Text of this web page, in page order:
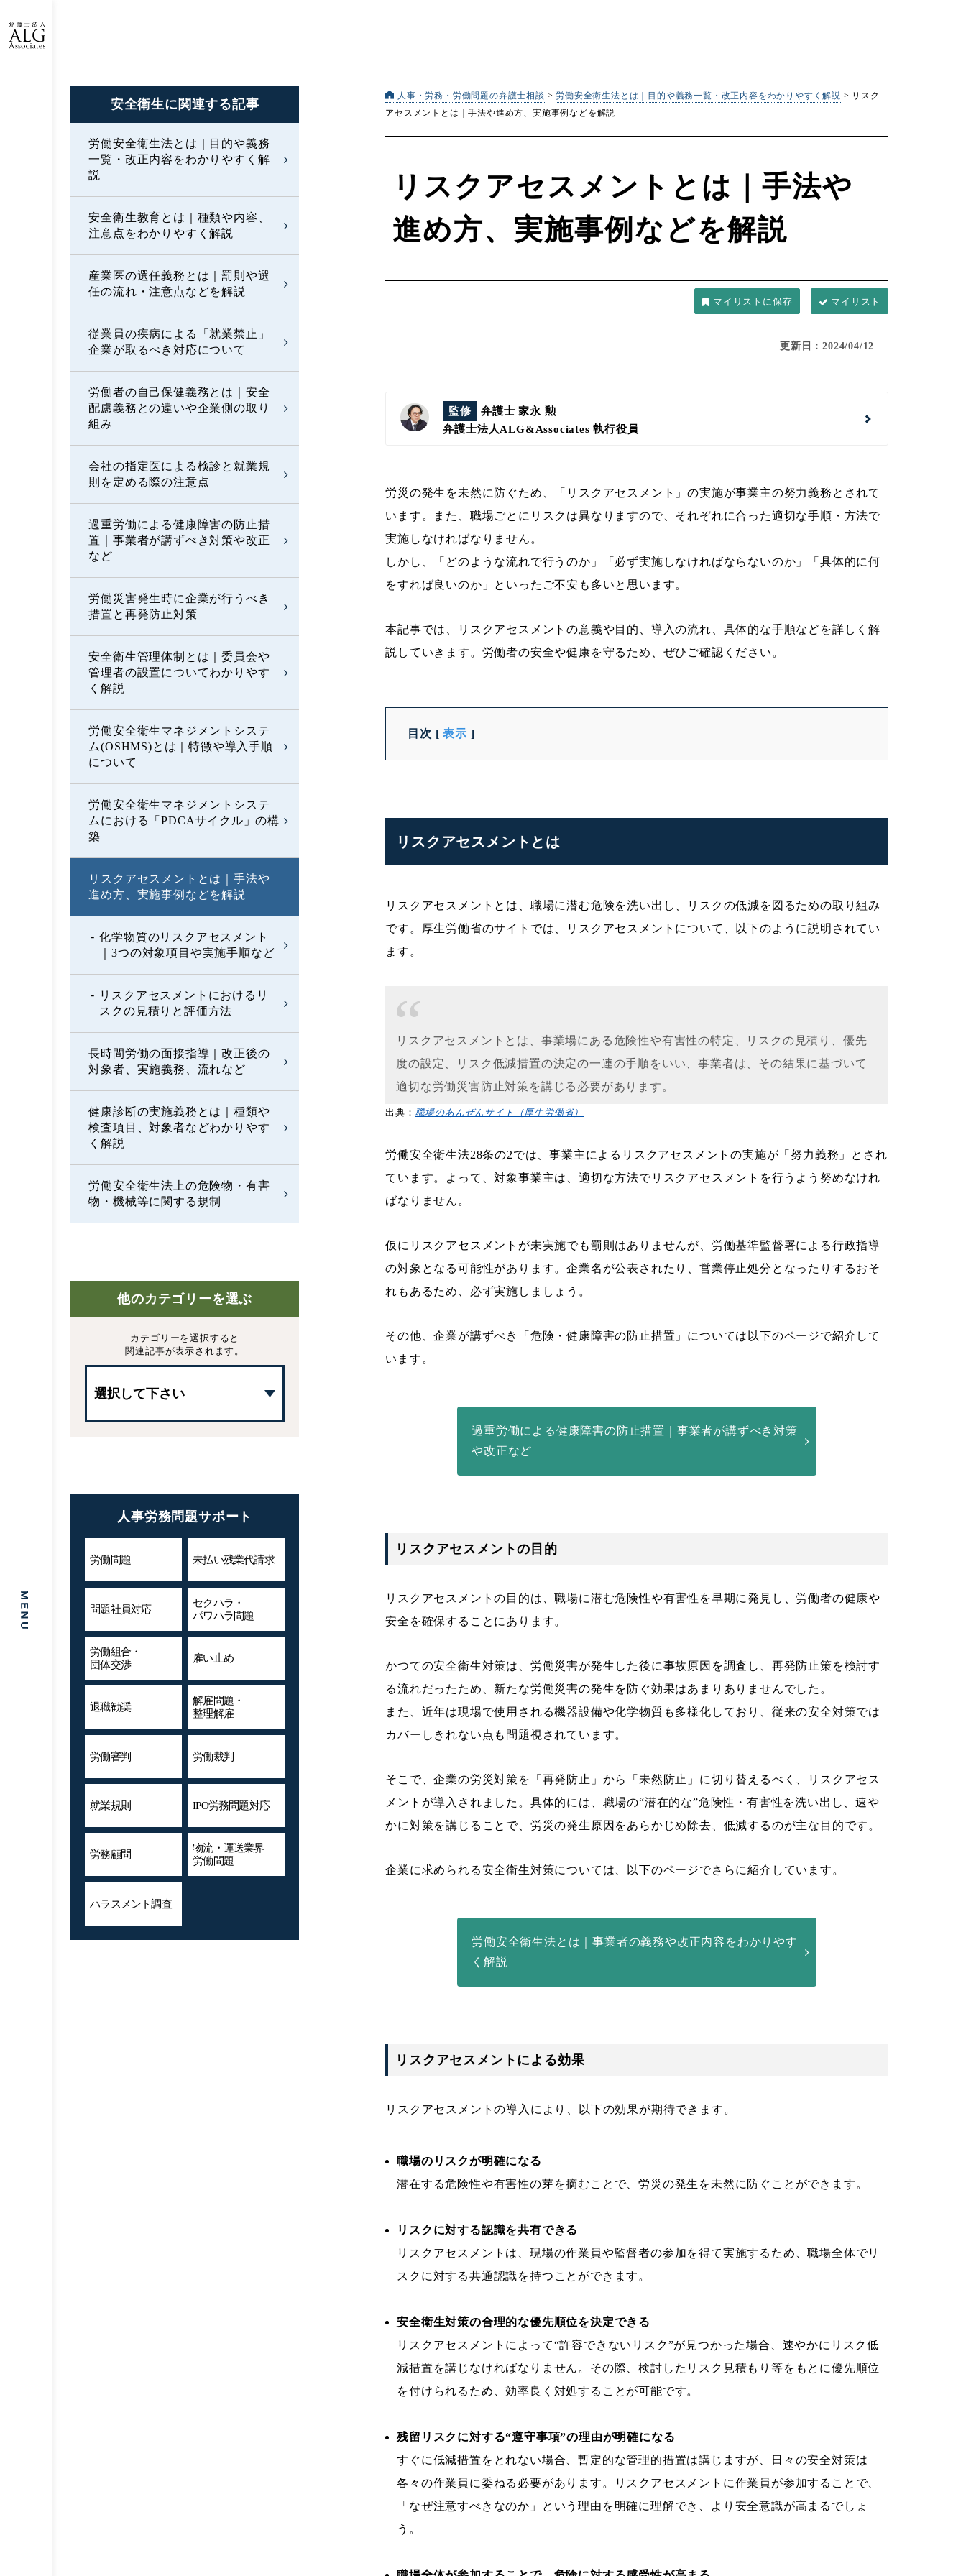
安全衛生に 関連する記事
労働安全衛生法とは｜
目的や義務
一覧・改正内容をわかりやすく解
説
安全衛生教育とは｜種類や内容、
注意点をわかりやすく解説
産業医の選任義務とは｜罰則や選
任の流れ・注意点などを解説
従業員の疾病による「就業禁止」
企業が取るべき対応について
労働者の自己保健義務とは｜安全
配慮義務との違いや企業側の取り
組み
会社の指定医による検診と就業規
則を定める際の注意点
過重労働による健康障害の防止措
置｜事業者が講ずべき対策や改正
など
労働災害発生時に企業が行うべき
措置と再発防止対策
安全衛生管理体制とは｜委員会や
管理者の設置についてわかりやす
く解説
労働安全衛生マネジメントシステ
ム(OSHMS)とは｜特徴や導入手順
について
労働安全衛生マネジメントシステ
ムにおける「PDCAサイクル」の構
築
リスクアセスメントとは｜手法や
進め方、実施事例などを解説
化学物質のリスクアセスメント
｜3つの対象項目や実施手順など
リスクアセスメントにおけるリ
スクの見積りと評価方法
長時間労働の面接指導｜改正後の
対象者、実施義務、流れなど
健康診断の実施義務とは｜種類や
検査項目、対象者などわかりやす
く解説
労働安全衛生法上の危険物・有害
物・機械等に関する規制
他のカテゴリーを選ぶ
カテゴリーを選択すると
関連記事が表示されます。
人事労務問題サポート
労働問題 未払い残業代請求
問題社員対応
セクハラ・
パワハラ問題
労働組合・
団体交渉
雇い止め
退職勧奨
解雇問題・
整理解雇
労働審判 労働裁判
就業規則 IPO労務問題対応
労務顧問
物流・運送業界
労働問題
ハラスメント調査
人事・労務・労働問題の弁護士相談 >労働安全衛生法とは｜ 目的や義務一覧・改正内容をわかりやすく解説 > リスク
アセスメントとは｜手法や進め方、実施事例などを解説
リスクアセスメントとは｜手法や
進め方、実施事例などを解説
マイリスト
更新日：2024/04/12
監修
弁護士 家永 勲
弁護士法人ALG&Associates執行役員
労災の発生を未然に防ぐため、「リスクアセスメント」の実施が事業主の努力義務とされて
います。また、職場ごとにリスクは異なりますので、それぞれに合った適切な手順・方法で
実施しなければなりません。
しかし、「どのような流れで行うのか」「必ず実施しなければならないのか」「具体的に何
をすれば良いのか」といったご不安も多いと思います。
本記事では、リスクアセスメントの意義や目的、導入の流れ、具体的な手順などを詳しく解
説していきます。労働者の安全や健康を守るため、ぜひご確認ください。
目次 [ 表示 ]
リスクアセスメントとは
リスクアセスメントとは、職場に潜む危険を洗い出し、リスクの低減を図るための取り組み
です。厚生労働省のサイトでは、リスクアセスメントについて、以下のように説明されてい
ます。
リスクアセスメントとは、事業場にある危険性や有害性の特定、リスクの見積り、優先
度の設定、リスク低減措置の決定の一連の手順をいい、事業者は、その結果に基づいて
適切な労働災害防止対策を講じる必要があります。
出典： 職場のあんぜんサイト（厚生労働省）
労働安全衛生法28条の2では、事業主によるリスクアセスメントの実施が「努力義務」とされ
ています。よって、対象事業主は、適切な方法でリスクアセスメントを行うよう努めなけれ
ばなりません。
仮にリスクアセスメントが未実施でも罰則はありませんが、労働基準監督署による行政指導
の対象となる可能性があります。企業名が公表されたり、営業停止処分となったりするおそ
れもあるため、必ず実施しましょう。
その他、企業が講ずべき「危険・健康障害の防止措置」については以下のページで紹介して
います。
過重労働による健康障害の防止措置｜事業者が講ずべき対策
や改正など
リスクアセスメントの目的
リスクアセスメントの目的は、職場に潜む危険性や有害性を早期に発見し、労働者の健康や
安全を確保することにあります。
かつての安全衛生対策は、労働災害が発生した後に事故原因を調査し、再発防止策を検討す
る流れだったため、新たな労働災害の発生を防ぐ効果はあまりありませんでした。
また、近年は現場で使用される機器設備や化学物質も多様化しており、従来の安全対策では
カバーしきれない点も問題視されています。
そこで、企業の労災対策を「再発防止」から「未然防止」に切り替えるべく、リスクアセス
メントが導入されました。具体的には、職場の“潜在的な”危険性・有害性を洗い出し、速や
かに対策を講じることで、労災の発生原因をあらかじめ除去、低減するのが主な目的です。
企業に求められる安全衛生対策については、以下のページでさらに紹介しています。
労働安全衛生法とは｜事業者の義務や改正内容をわかりやす
く解説
リスクアセスメントによる効果
リスクアセスメントの導入により、以下の効果が期待できます。
職場のリスクが明確になる
潜在する危険性や有害性の芽を摘むことで、労災の発生を未然に防ぐことができます。
リスクに対する認識を共有できる
リスクアセスメントは、現場の作業員や監督者の参加を得て実施するため、職場全体でリ
スクに対する共通認識を持つことができます。
安全衛生対策の合理的な優先順位を決定できる
リスクアセスメントによって“許容できないリスク”が見つかった場合、速やかにリスク低
減措置を講じなければなりません。その際、検討したリスク見積もり等をもとに優先順位
を付けられるため、効率良く対処することが可能です。
残留リスクに対する“遵守事項”の理由が明確になる
すぐに低減措置をとれない場合、暫定的な管理的措置は講じますが、日々の安全対策は
各々の作業員に委ねる必要があります。リスクアセスメントに作業員が参加することで、
「なぜ注意すべきなのか」という理由を明確に理解でき、より安全意識が高まるでしょ
う。